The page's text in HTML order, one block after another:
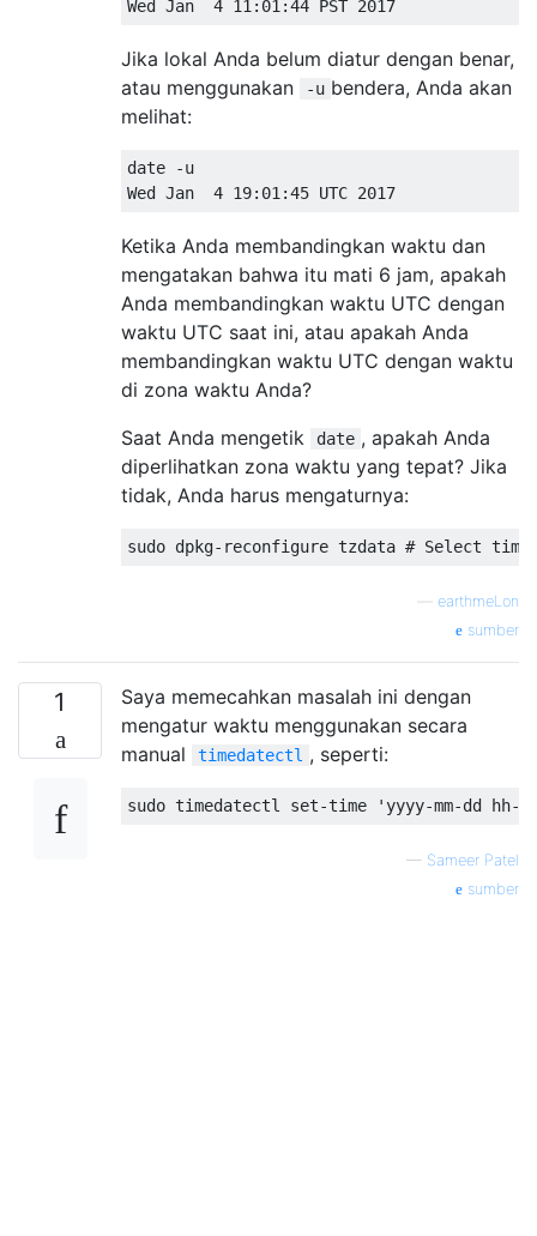
Jika lokal Anda belum diatur dengan benar,
atau menggunakan
-u bendera, Anda akan
melihat:
date -u
Ketika Anda membandingkan waktu dan
mengatakan bahwa itu mati 6 jam, apakah
Anda membandingkan waktu UTC dengan
waktu UTC saat ini, atau apakah Anda
membandingkan waktu UTC dengan waktu
di zona waktu Anda?
Saat Anda mengetik
date , apakah Anda
diperlihatkan zona waktu yang tepat? Jika
tidak, Anda harus mengaturnya:
earthmeLon
sumber
1
Saya memecahkan masalah ini dengan
mengatur waktu menggunakan secara
manual
timedatectl , seperti:
— Sameer Patel
sumber